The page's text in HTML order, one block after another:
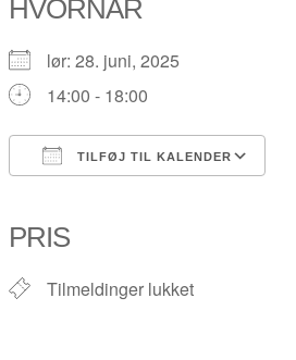
HVORNÅR
lør: 28. juni, 2025
14:00 - 18:00
TILFØJ TIL KALENDER
PRIS
Tilmeldinger lukket